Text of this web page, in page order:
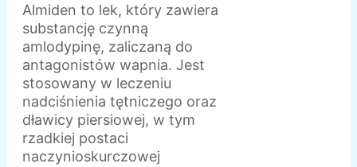
Almiden to lek, który zawiera
substancję czynną
amlodypinę, zaliczaną do
antagonistów wapnia. Jest
stosowany w leczeniu
nadciśnienia tętniczego oraz
dławicy piersiowej, w tym
rzadkiej postaci
naczynioskurczowej